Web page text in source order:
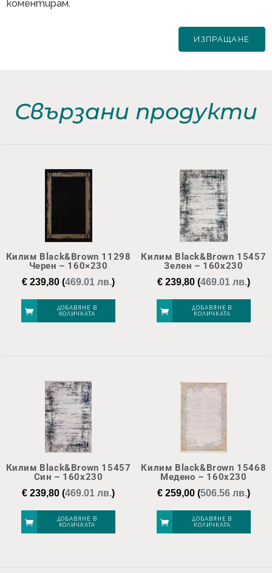
коментирам.
Свързани продукти
Килим Black&Brown 11298
Черен – 160×230
€ 239,80 (469.01 лв.)
ДОБАВЯНЕ В
КОЛИЧКАТА
Килим Black&Brown 15457
Зелен – 160х230
€239,80(469.01 лв.)
ДОБАВЯНЕ В
КОЛИЧКАТА
Килим Black&Brown 15457
Син – 160х230
€ 239,80 (469.01 лв.)
ДОБАВЯНЕ В
КОЛИЧКАТА
Килим Black&Brown 15468
Медено – 160х230
€259,00(506.56 лв.)
ДОБАВЯНЕ В
КОЛИЧКАТА